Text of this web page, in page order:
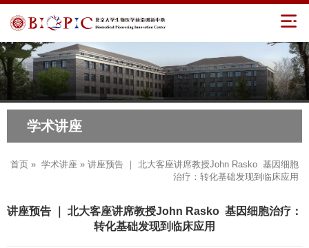
学术讲座
首页 » 学术讲座 » 讲座预告 ｜ 北大客座讲席教授John Rasko 基因细胞
治疗：转化基础发现到临床应用
讲座预告 ｜ 北大客座讲席教授John Rasko 基因细胞治疗：
转化基础发现到临床应用